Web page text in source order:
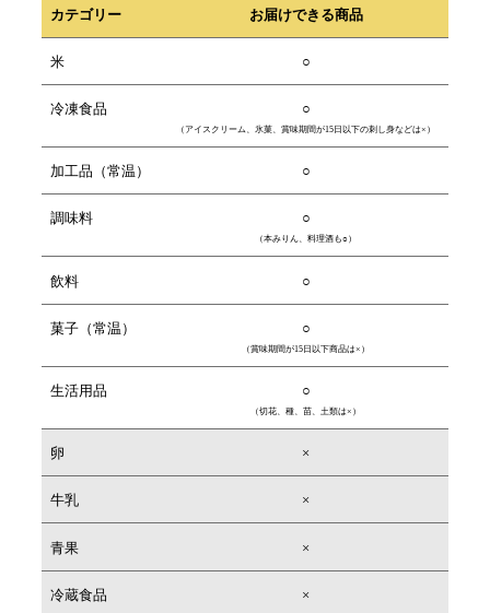
カテゴリー お届けできる商品
米 ○
冷凍食品 ○
（アイスクリーム、氷菓、賞味期間が15日以下の刺し身などは×）
加工品（常温） ○
調味料 ○
（本みりん、料理酒も○）
飲料 ○
菓子（常温） ○
（賞味期間が15日以下商品は×）
生活用品 ○
（切花、種、苗、土類は×）
卵 ×
牛乳 ×
青果 ×
冷蔵食品 ×